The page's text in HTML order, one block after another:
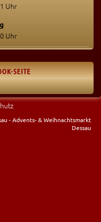
Uhr
Uhr
SEITE
- Advents- & Weihnachtsmarkt
Dessau